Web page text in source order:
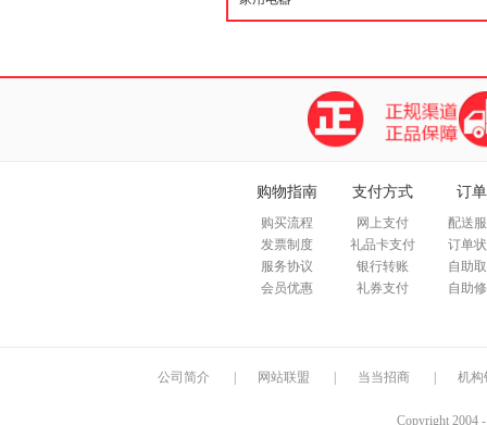
购物指南
购买流程
发票制度
服务协议
会员优惠
支付方式
网上支付
礼品卡支付
银行转账
礼券支付
订
配送
订单
自助
自助
公司简介 网站联盟 当当招商 机构
Copyright 2004